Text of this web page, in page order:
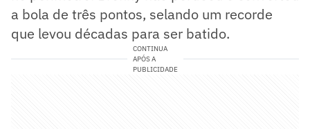
a bola de três pontos, selando um recorde
que levou décadas para ser batido.
CONTINUA
APÓS A
PUBLICIDADE